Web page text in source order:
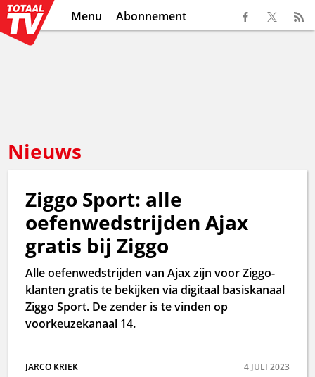
Menu Abonnement
Nieuws
Ziggo Sport: alle
oefenwedstrijden Ajax
gratis bij Ziggo
Alle oefenwedstrijden van Ajax zijn voor Ziggo-
klanten gratis te bekijken via digitaal basiskanaal
Ziggo Sport. De zender is te vinden op
voorkeuzekanaal 14.
JARCO KRIEK
4 JULI 2023